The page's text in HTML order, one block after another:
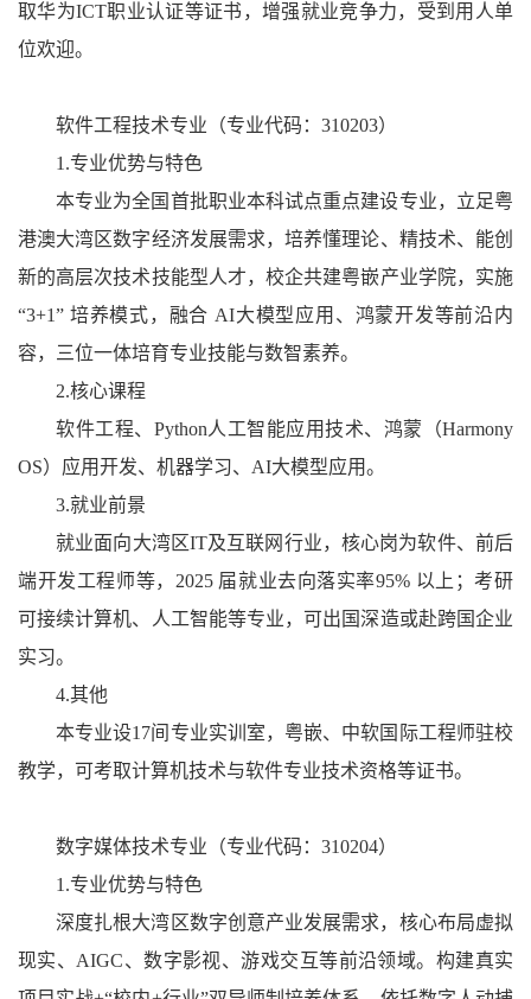
取华为ICT职业认证等证书，增强就业竞争力，受到用人单
位欢迎。
软件工程技术专业（专业代码：310203）
1.专业优势与特色
本专业为全国首批职业本科试点重点建设专业，立足粤
港澳大湾区数字经济发展需求，培养懂理论、精技术、能创
新的高层次技术技能型人才，校企共建粤嵌产业学院，实施
“3+1” 培养模式，融合 AI大模型应用、鸿蒙开发等前沿内
容，三位一体培育专业技能与数智素养。
2.核心课程
软件工程、Python人工智能应用技术、鸿蒙（Harmony
OS）应用开发、机器学习、AI大模型应用。
3.就业前景
就业面向大湾区IT及互联网行业，核心岗为软件、前后
端开发工程师等，2025 届就业去向落实率95% 以上；考研
可接续计算机、人工智能等专业，可出国深造或赴跨国企业
实习。
4.其他
本专业设17间专业实训室，粤嵌、中软国际工程师驻校
教学，可考取计算机技术与软件专业技术资格等证书。
数字媒体技术专业（专业代码：310204）
1.专业优势与特色
深度扎根大湾区数字创意产业发展需求，核心布局虚拟
现实、AIGC、数字影视、游戏交互等前沿领域。构建真实